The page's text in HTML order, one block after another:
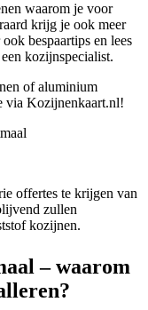
waarom je voor
krijg je ook meer
bespaartips en lees
kozijnspecialist.
of aluminium
via Kozijnenkaart.nl!
offertes te krijgen van
zullen
kozijnen.
– waarom